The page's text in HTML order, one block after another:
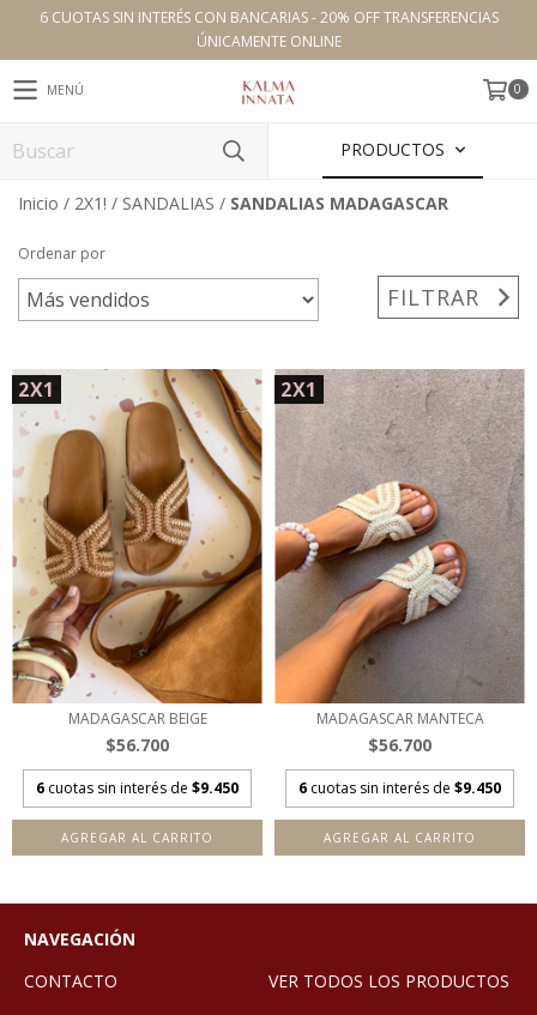
6 CUOTAS SIN INTERÉS CON BANCARIAS - 20% OFF TRANSFERENCIAS
ÚNICAMENTE ONLINE
MENÚ 0
PRODUCTOS
Inicio / 2X1! / SANDALIAS / SANDALIAS MADAGASCAR
Ordenar por
FILTRAR
2X1
MADAGASCAR BEIGE
$56.700
6 cuotas sin interés de $9.450
AGREGAR AL CARRITO
2X1
MADAGASCAR MANTECA
$56.700
6 cuotas sin interés de $9.450
AGREGAR AL CARRITO
NAVEGACIÓN
CONTACTO
VER TODOS LOS PRODUCTOS